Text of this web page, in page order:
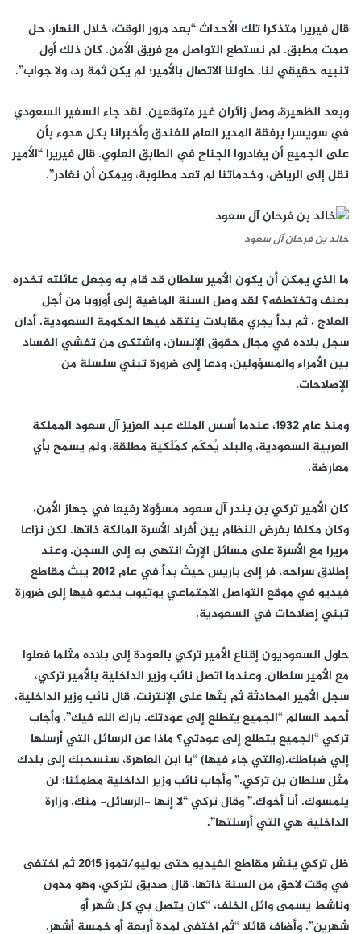
قال فيريرا متذكرا تلك الأحداث “بعد مرور الوقت، خلال النهار، حل
صمت مطبق. لم نستطع التواصل مع فريق الأمن. كان ذلك أول
تنبيه حقيقي لنا. حاولنا الاتصال بالأمير؛ لم يكن ثمة رد، ولا جواب”.
وبعد الظهيرة، وصل زائران غير متوقعين. لقد جاء السفير السعودي
في سويسرا برفقة المدير العام للفندق وأخبرانا بكل هدوء بأن
على الجميع أن يغادروا الجناح في الطابق العلوي. قال فيريرا “الأمير
نقل إلى الرياض، وخدماتنا لم تعد مطلوبة، ويمكن أن نغادر”.
خالد بن فرحان آل سعود
ما الذي يمكن أن يكون الأمير سلطان قد قام به وجعل عائلته تخدره
بعنف وتختطفه؟ لقد وصل السنة الماضية إلى أوروبا من أجل
العلاج ، ثم بدأ يجري مقابلات ينتقد فيها الحكومة السعودية. أدان
سجل بلاده في مجال حقوق الإنسان، واشتكى من تفشي الفساد
بين الأمراء والمسؤولين، ودعا إلى ضرورة تبني سلسلة من
الإصلاحات.
ومنذ عام 1932، عندما أسس الملك عبد العزيز آل سعود المملكة
العربية السعودية، والبلد يُحكَم كمَلَكية مطلقة، ولم يسمح بأي
معارضة.
كان الأمير تركي بن بندر آل سعود مسؤولا رفيعا في جهاز الأمن،
وكان مكلفا بفرض النظام بين أفراد الأسرة المالكة ذاتها. لكن نزاعا
مريرا مع الأسرة على مسائل الإرث انتهى به إلى السجن. وعند
إطلاق سراحه، فر إلى باريس حيث بدأ في عام 2012 يبث مقاطع
فيديو في موقع التواصل الاجتماعي يوتيوب يدعو فيها إلى ضرورة
تبني إصلاحات في السعودية.
حاول السعوديون إقناع الأمير تركي بالعودة إلى بلاده مثلما فعلوا
مع الأمير سلطان. وعندما اتصل نائب وزير الداخلية بالأمير تركي،
سجل الأمير المحادثة ثم بثها على الإنترنت. قال نائب وزير الداخلية،
أحمد السالم “الجميع يتطلع إلى عودتك. بارك الله فيك”. وأجاب
تركي “الجميع يتطلع إلى عودتي؟ ماذا عن الرسائل التي أرسلها
إلي ضباطك.(والتي جاء فيها) “يا ابن العاهرة، سنسحبك إلى بلدك
مثل سلطان بن تركي.” وأجاب نائب وزير الداخلية مطمئنا: لن
يلمسوك. أنا أخوك.” وقال تركي “لا إنها -الرسائل- منك. وزارة
الداخلية هي التي أرسلتها”.
ظل تركي ينشر مقاطع الفيديو حتى يوليو/تموز 2015 ثم اختفى
في وقت لاحق من السنة ذاتها. قال صديق لتركي، وهو مدون
وناشط يسمى وائل الخلف، “كان يتصل بي كل شهر أو
شهرين”. وأضاف قائلا “ثم اختفى لمدة أربعة أو خمسة أشهر.